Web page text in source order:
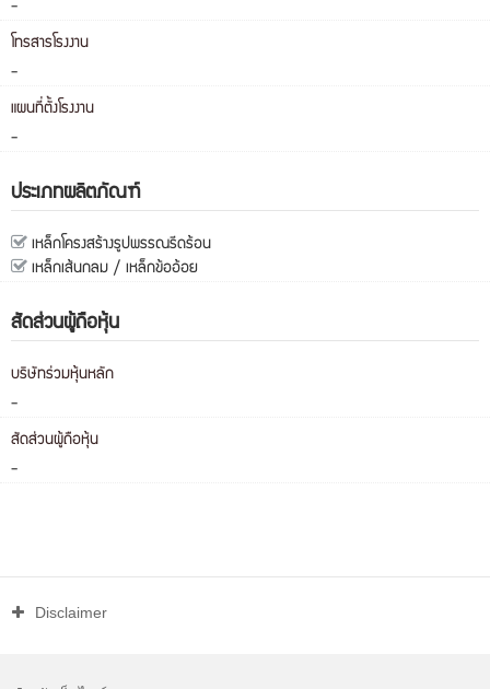
-
โทรสารโรงงาน
-
แผนที่ตั้งโรงงาน
-
ประเภทผลิตภัณฑ์
เหล็กโครงสร้างรูปพรรณรีดร้อน
เหล็กเส้นกลม / เหล็กข้ออ้อย
สัดส่วนผู้ถือหุ้น
บริษัทร่วมหุ้นหลัก
-
สัดส่วนผู้ถือหุ้น
-
Disclaimer